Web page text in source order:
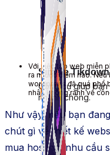
Simple Tikdown
Công cụ giúp
nhanh chóng.
Với việc tạo web miễn
ra nhược điểm nào.
wordpress đã quá phổ
nhân không rành về
Như vậy, nếu bạn
chút gì về thiết kế
mua hosting, nhu cầu